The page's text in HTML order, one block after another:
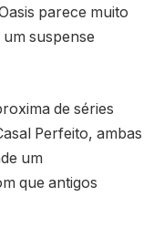
parece muito
suspense
de séries
Perfeito, ambas
um
que antigos